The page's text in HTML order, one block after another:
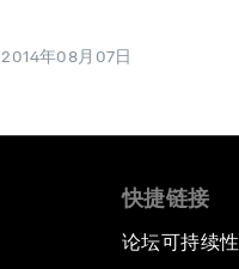
2014年08月07日
快捷链接
论坛可持续性